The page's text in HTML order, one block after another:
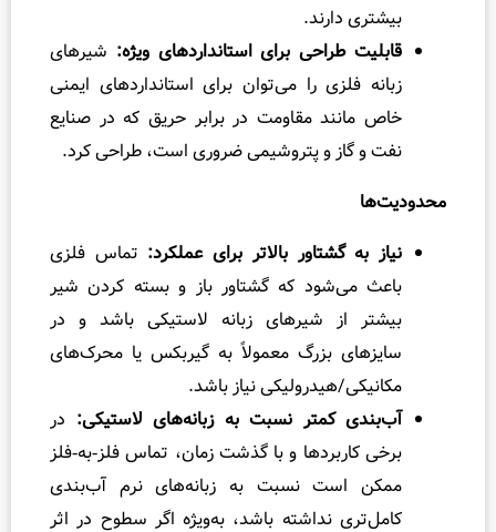
طراحی برای استانداردهای ویژه: شیرهای
را می‌توان برای استانداردهای ایمنی
مقاومت در برابر حریق که در صنایع
و پتروشیمی ضروری است، طراحی کرد.
گشتاور بالاتر برای عملکرد:تماس فلزی
که گشتاور باز و بسته کردن شیر
از شیرهای زبانه لاستیکی باشد و در
بزرگ معمولاً به گیربکس یا محرک‌های
هیدرولیکی نیاز باشد.
کمتر نسبت به زبانه‌های لاستیکی:در
و با گذشت زمان، تماس فلز‑به‑فلز
نسبت به زبانه‌های نرم آب‌بندی
نداشته باشد، به‌ویژه اگر سطوح در اثر